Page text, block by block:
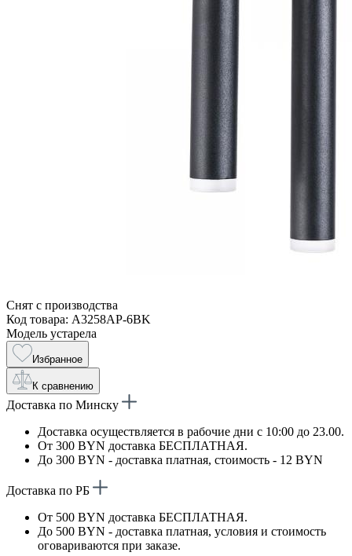
Снят с производства
Код товара: A3258AP-6BK
Модель устарела
Избранное
К сравнению
Доставка по Минску
Доставка осуществляется в рабочие дни с 10:00 до 23.00.
От 300 BYN доставка БЕСПЛАТНАЯ.
До 300 BYN - доставка платная, стоимость - 12 BYN
Доставка по РБ
От 500 BYN доставка БЕСПЛАТНАЯ.
До 500 BYN - доставка платная, условия и стоимость
оговариваются при заказе.